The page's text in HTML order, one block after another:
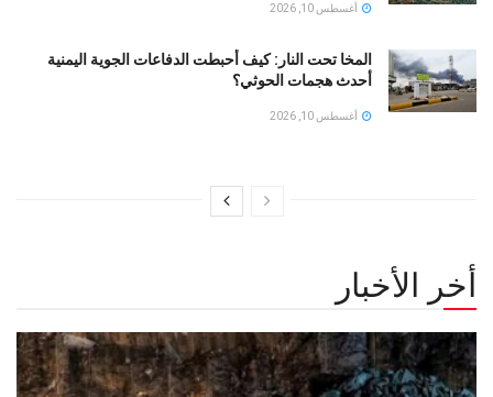
أغسطس 10, 2026
المخا تحت النار: كيف أحبطت الدفاعات الجوية اليمنية
أحدث هجمات الحوثي؟
أغسطس 10, 2026
أخر الأخبار